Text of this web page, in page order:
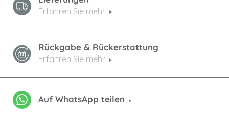
Erfahren Sie mehr
Rückgabe & Rückerstattung
Erfahren Sie mehr
Auf WhatsApp teilen